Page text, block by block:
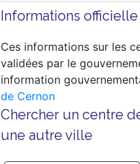
Informations officielle
Ces informations sur les
validées par le
information
de Cernon
Chercher un centre
une autre ville